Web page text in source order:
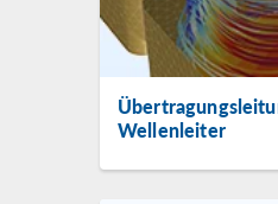
Wellenleiter